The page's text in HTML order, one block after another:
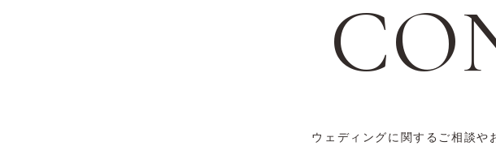
ウェディングに関するご相談や